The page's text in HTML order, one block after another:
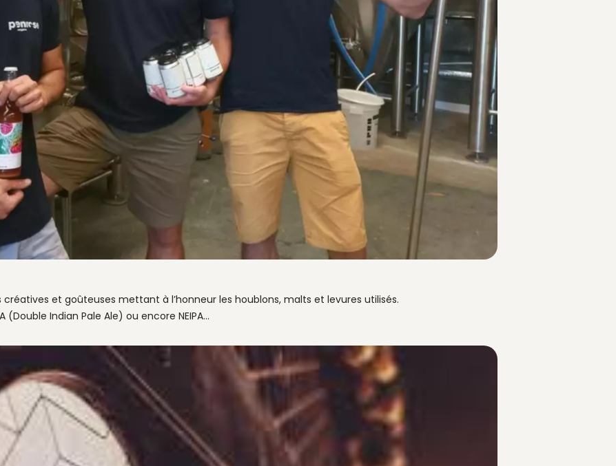
créatives et goûteuses mettant à l’honneur les houblons, malts et levures utilisés.
(Double Indian Pale Ale) ou encore NEIPA…